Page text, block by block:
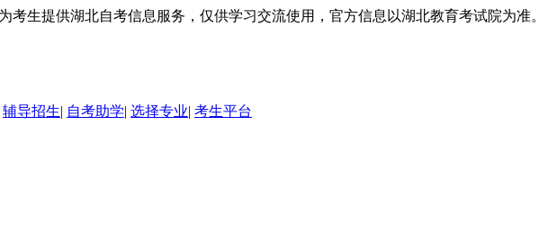
考生提供湖北自考信息服务，仅供学习交流使用，官方信息以湖北教育考试院为准。
辅导招生| 自考助学| 选择专业| 考生平台